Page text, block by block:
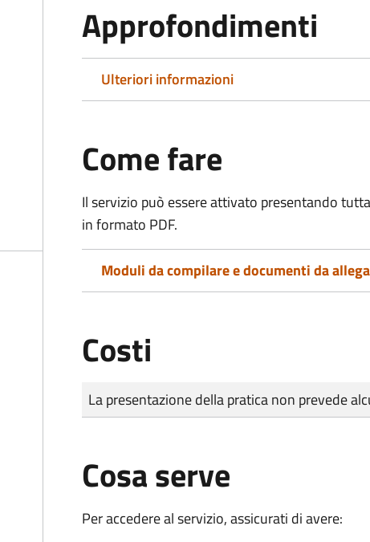
Approfondimenti
Ulteriori informazioni
Come fare
Il servizio può essere attivato presentando
in formato PDF.
Moduli da compilare e documenti da
Costi
Tipo di pagamento
Importo
La presentazione della pratica non prevede
Cosa serve
Per accedere al servizio, assicurati di avere: